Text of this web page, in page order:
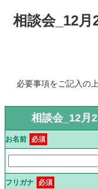
相談会_12月
必要事項をご記入の
相談会_12月
お名前 必須
フリガナ 必須